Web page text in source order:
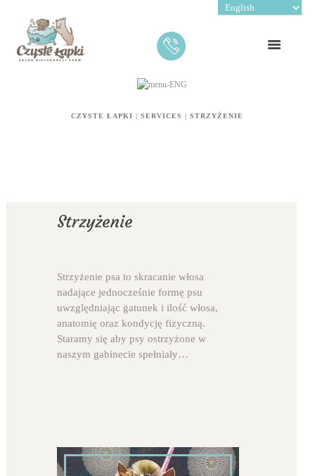
CZYSTE ŁAPKI |SERVICES |STRZYŻENIE
Strzyżenie
Strzyżenie psa to skracanie włosa
nadające jednocześnie formę psu
uwzględniając gatunek i ilość włosa,
anatomię oraz kondycję fizyczną.
Staramy się aby psy ostrzyżone w
naszym gabinecie spełniały…